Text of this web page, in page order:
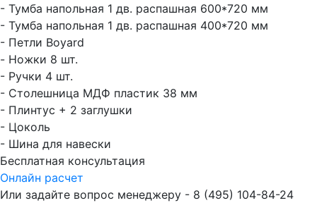
- Тумба напольная 1 дв. распашная 600*720 мм
- Тумба напольная 1 дв. распашная 400*720 мм
- Петли Boyard
- Ножки 8 шт.
- Ручки 4 шт.
- Столешница МДФ пластик 38 мм
- Плинтус + 2 заглушки
- Цоколь
- Шина для навески
Бесплатная консультация
Онлайн расчет
Или задайте вопрос менеджеру - 8 (495) 104-84-24